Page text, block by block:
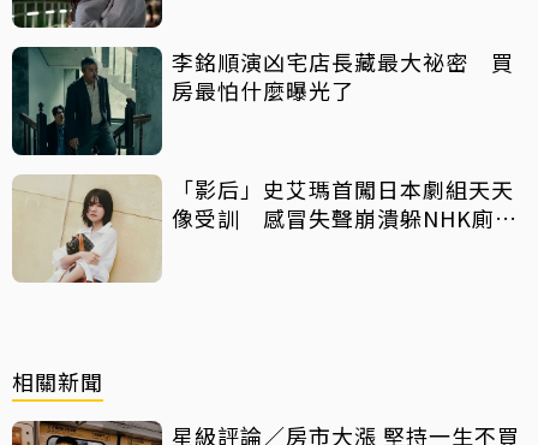
李銘順演凶宅店長藏最大祕密 買
房最怕什麼曝光了
「影后」史艾瑪首闖日本劇組天天
像受訓 感冒失聲崩潰躲NHK廁所
相關新聞
星級評論／房市大漲 堅持一生不買